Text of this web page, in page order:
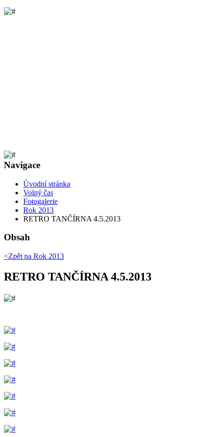
Navigace
Úvodní stránka
Volný čas
Fotogalerie
Rok 2013
RETRO TANČÍRNA 4.5.2013
Obsah
<Zpět na Rok 2013
RETRO TANČÍRNA 4.5.2013
.